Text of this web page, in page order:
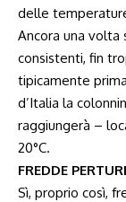
delle
Ancora una volta
consistenti, fin
tipicamente
d’Italia la
raggiungerà –
20°C.
FREDDE
Sì, proprio così,